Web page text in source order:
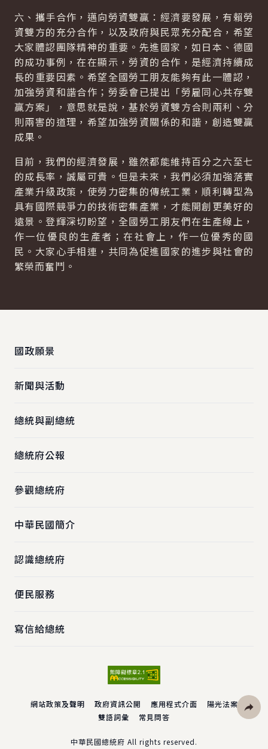
六、攜手合作，邁向勞資雙贏：經濟要發展，有賴勞
資雙方的充分合作，以及政府與民眾充分配合，希望
大家體認團隊精神的重要。先進國家，如日本、德國
的成功事例，在在顯示，勞資的合作，是經濟持續成
長的重要因素。希望全國勞工朋友能夠有此一體認，
加強勞資和諧合作；勞委會已提出「勞雇同心共存雙
贏方案」，意思就是說，基於勞資雙方合則兩利、分
則兩害的道理，希望加強勞資關係的和諧，創造雙贏
成果。
目前，我們的經濟發展，雖然都能維持百分之六至七
的成長率，誠屬可貴。但是未來，我們必須加強落實
產業升級政策，使勞力密集的傳統工業，順利轉型為
具有國際競爭力的技術密集產業，才能開創更美好的
遠景。登輝深切盼望，全國勞工朋友們在生產線上，
作一位優良的生產者；在社會上，作一位優秀的國
民。大家心手相連，共同為促進國家的進步與社會的
繁榮而奮鬥。
國政願景
新聞與活動
總統與副總統
總統府公報
參觀總統府
中華民國簡介
認識總統府
便民服務
寫信給總統
網站政策及聲明 政府資訊公開 應用程式介面
陽光法案
雙語詞彙
常見問答
中華民國總統府 All rights reserved.